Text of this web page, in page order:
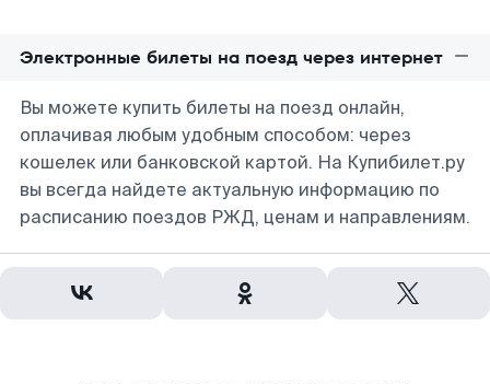
Электронные билеты на поезд через интернет
Вы можете купить билеты на поезд онлайн,
оплачивая любым удобным способом: через
кошелек или банковской картой. На Купибилет.ру
вы всегда найдете актуальную информацию по
расписанию поездов РЖД, ценам и направлениям.